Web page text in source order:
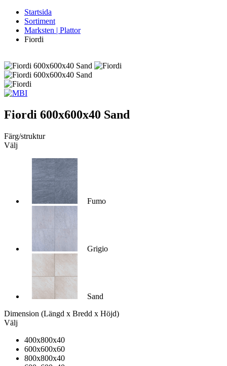
Startsida
Sortiment
Marksten | Plattor
Fiordi
Fiordi 600x600x40 Sand
Färg/struktur
Välj
Fumo
Grigio
Sand
Dimension (Längd x Bredd x Höjd)
Välj
400x800x40
600x600x60
800x800x40